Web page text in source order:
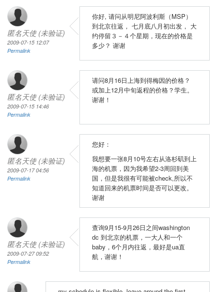
匿名天使 (未验证)
2009-07-15 12:07
Permalink
你好, 请问从明尼阿波利斯（MSP）
到北京往返， 七月底八月初出发， 大
约停留３－４个星期，现在的价格是
多少？ 谢谢
匿名天使 (未验证)
2009-07-15 14:46
Permalink
请问8月16日上海到得梅因的价格？
或加上12月中旬返程的价格？学生。
谢谢！
匿名天使 (未验证)
2009-07-17 04:56
Permalink
您好：
我想要一张8月10号左右从洛杉矶到上
海的机票，因为我希望2-3周回到美
国，但是我很有可能被check,所以不
知道回来的机票时间是否可以更改。
谢谢
匿名天使 (未验证)
2009-07-27 09:52
Permalink
查询9月15-9月26日之间washington
dc 到北京的机票，一大人和一个
baby，6个月内往返，最好是ua直
航，谢谢！